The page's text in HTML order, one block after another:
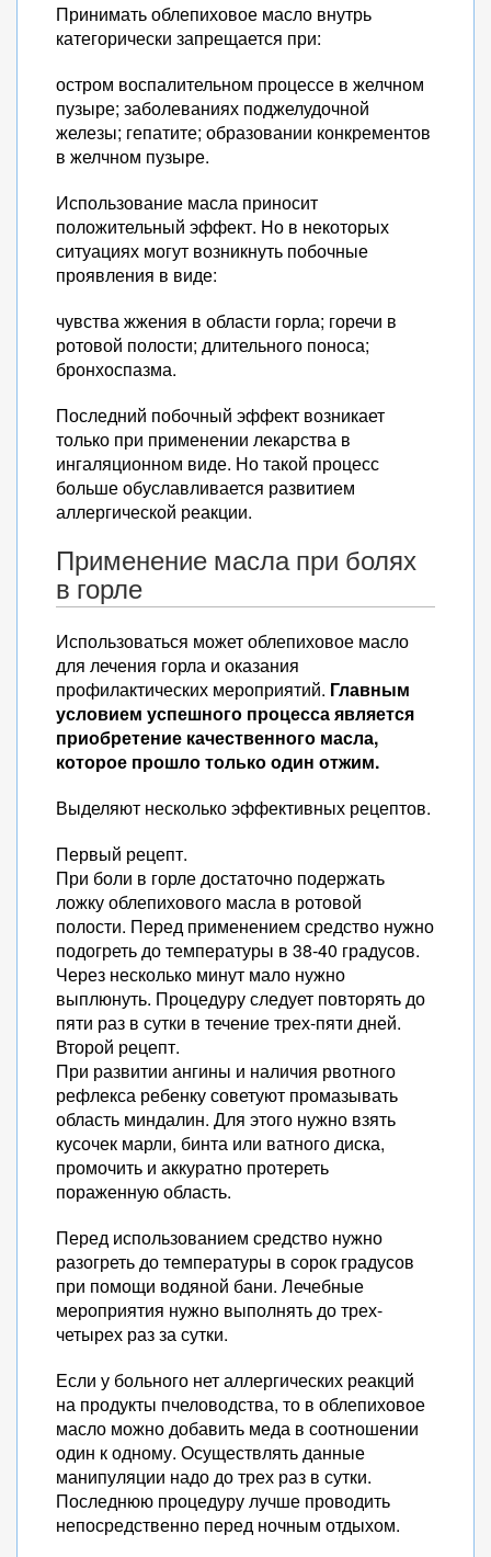
Принимать облепиховое масло внутрь
категорически запрещается при:
остром воспалительном процессе в желчном
пузыре; заболеваниях поджелудочной
железы; гепатите; образовании конкрементов
в желчном пузыре.
Использование масла приносит
положительный эффект. Но в некоторых
ситуациях могут возникнуть побочные
проявления в виде:
чувства жжения в области горла; горечи в
ротовой полости; длительного поноса;
бронхоспазма.
Последний побочный эффект возникает
только при применении лекарства в
ингаляционном виде. Но такой процесс
больше обуславливается развитием
аллергической реакции.
Применение масла при болях
в горле
Использоваться может облепиховое масло
для лечения горла и оказания
профилактических мероприятий. Главным
условием успешного процесса является
приобретение качественного масла,
которое прошло только один отжим.
Выделяют несколько эффективных рецептов.
Первый рецепт.
При боли в горле достаточно подержать
ложку облепихового масла в ротовой
полости. Перед применением средство нужно
подогреть до температуры в 38-40 градусов.
Через несколько минут мало нужно
выплюнуть. Процедуру следует повторять до
пяти раз в сутки в течение трех-пяти дней.
Второй рецепт.
При развитии ангины и наличия рвотного
рефлекса ребенку советуют промазывать
область миндалин. Для этого нужно взять
кусочек марли, бинта или ватного диска,
промочить и аккуратно протереть
пораженную область.
Перед использованием средство нужно
разогреть до температуры в сорок градусов
при помощи водяной бани. Лечебные
мероприятия нужно выполнять до трех-
четырех раз за сутки.
Если у больного нет аллергических реакций
на продукты пчеловодства, то в облепиховое
масло можно добавить меда в соотношении
один к одному. Осуществлять данные
манипуляции надо до трех раз в сутки.
Последнюю процедуру лучше проводить
непосредственно перед ночным отдыхом.